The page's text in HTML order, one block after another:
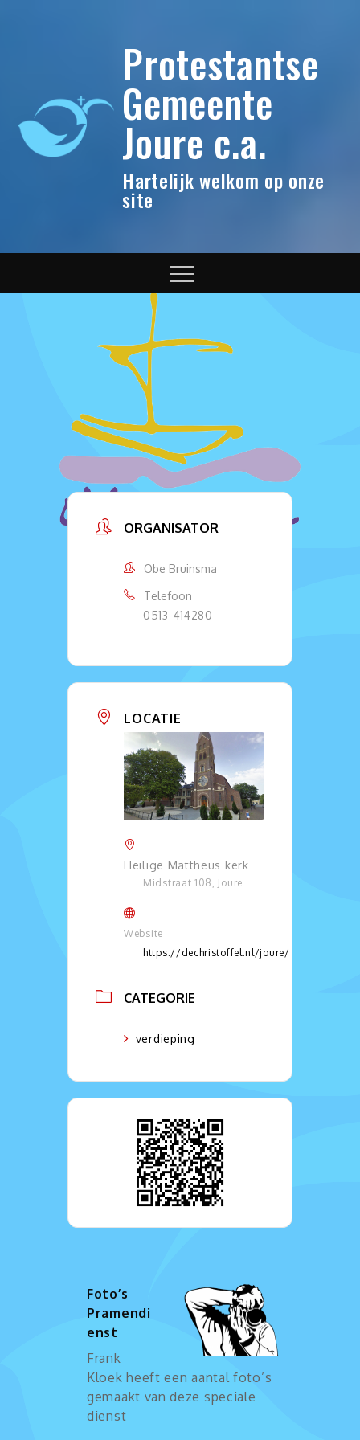
Protestantse
Gemeente
Joure c.a.
Hartelijk welkom op onze
site
Menu
ORGANISATOR
Obe Bruinsma
Telefoon
0513-414280
LOCATIE
Heilige Mattheus kerk
Midstraat 108, Joure
Website
https://dechristoffel.nl/joure/
CATEGORIE
verdieping
Foto’s
Pramendi
enst
Frank
Kloek heeft een aantal foto’s
gemaakt van deze speciale
dienst